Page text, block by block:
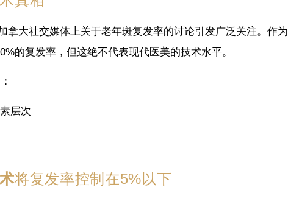
拿大社交媒体上关于老年斑复发率的讨论引发广泛关注。作为
的复发率，但这绝不代表现代医美的技术水平。
层次
将复发率控制在5%以下